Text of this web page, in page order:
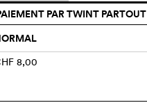
PAR TWINT PARTOUT
8,00